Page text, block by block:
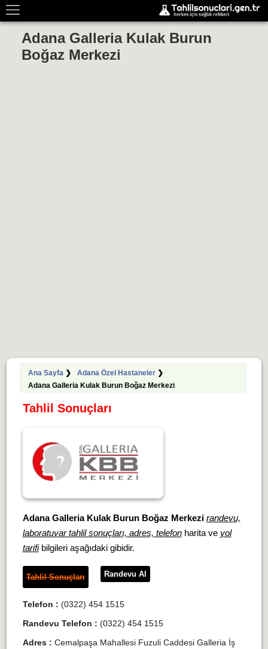
Adana Galleria Kulak Burun
Boğaz Merkezi
Ana Sayfa❯ Adana Özel Hastaneler❯
Adana Galleria Kulak Burun Boğaz Merkezi
Tahlil Sonuçları
Adana Galleria Kulak Burun Boğaz Merkezi randevu,
laboratuvar tahlil sonuçları, adres, telefonharita ve yol
tarifibilgileri aşağıdaki gibidir.
Tahlil Sonuçları Randevu Al
Telefon : (0322) 454 1515
Randevu Telefon : (0322) 454 1515
Adres : Cemalpaşa Mahallesi Fuzuli Caddesi Galleria İş